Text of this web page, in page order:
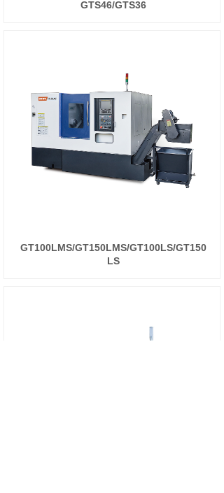
GTS46/GTS36
GT100LMS/GT150LMS/GT100LS/GT150
LS